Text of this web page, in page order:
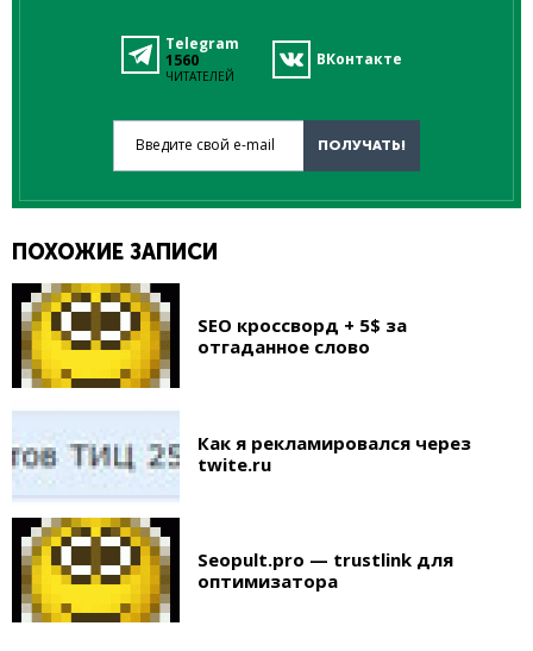
Telegram
1560
ЧИТАТЕЛЕЙ
ВКонтакте
Введите свой e-mail
ПОЛУЧАТЬ!
ПОХОЖИЕ ЗАПИСИ
SEO кроссворд + 5$ за
отгаданное слово
Как я рекламировался через
twite.ru
Seopult.pro — trustlink для
оптимизатора